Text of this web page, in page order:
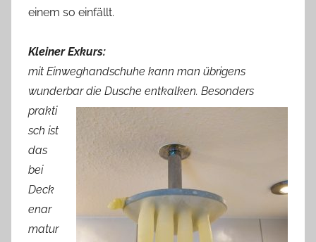
einem so einfällt.
Kleiner Exkurs:
mit Einweghandschuhe kann man übrigens
wunderbardie Dusche entkalken. Besonders
prakti
sch ist
das
bei
Deck
enar
matur